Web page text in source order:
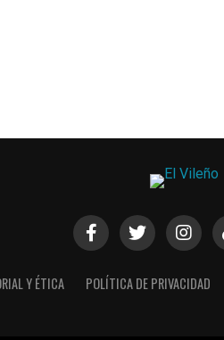
Y ÉTICA POLÍTICA DE PRIVACIDAD